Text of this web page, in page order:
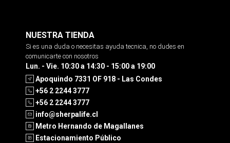
NUESTRA TIENDA
Si es una duda o necesitas ayuda tecnica, no dudes en
comunicarte con nosotros
Lun. - Vie. 10:30 a 14:30 - 15:00 a 19:00
Apoquindo 7331 OF 918 - Las Condes
+56 2 2244 3777
+56 2 2244 3777
info@sherpalife.cl
Metro Hernando de Magallanes
Estacionamiento Público